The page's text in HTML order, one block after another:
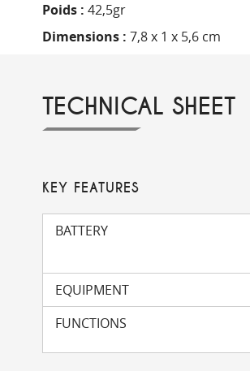
Poids : 42,5gr
Dimensions : 7,8 x 1 x 5,6 cm
TECHNICAL SHEET
KEY FEATURES
BATTERY
EQUIPMENT
FUNCTIONS